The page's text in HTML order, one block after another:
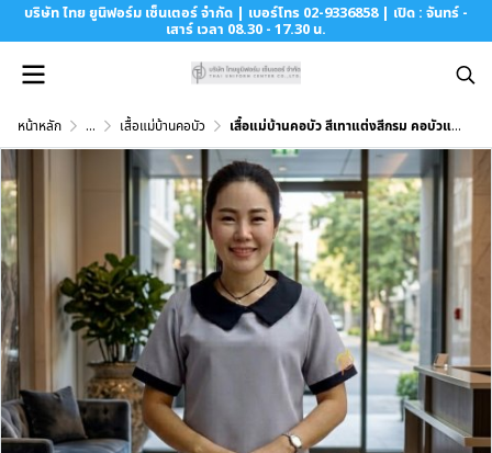
บริษัท ไทย ยูนิฟอร์ม เซ็นเตอร์ จำกัด | เบอร์โทร 02-9336858 | เปิด : จันทร์ -
เสาร์ เวลา 08.30 - 17.30 น.
หน้าหลัก ... เสื้อแม่บ้านคอบัว เสื้อแม่บ้านคอบัว สีเทาแต่งสีกรม คอบัวแหลม